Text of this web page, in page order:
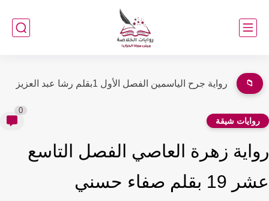
📁 رواية بين ضلوع القدر الفصل السادس 6 بقلم سلوان سليم
شيقة
زهرة العاصي الفصل التاسع
صفاء حسني